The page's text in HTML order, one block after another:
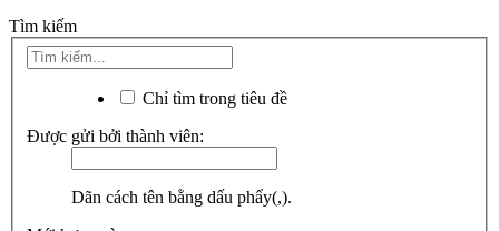
Tìm kiếm
Chỉ tìm trong tiêu đề
Được gửi bởi thành viên:
Dãn cách tên bằng dấu phẩy(,).